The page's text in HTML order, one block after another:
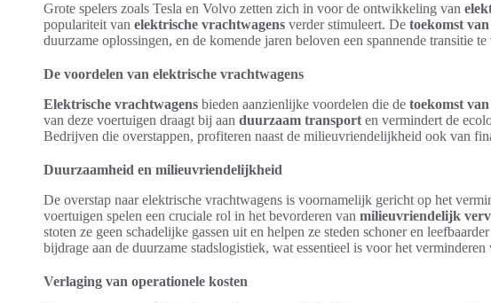
Grote spelers zoals Tesla en Volvo zetten zich in voor de ontwikkeling van
populariteit van elektrische vrachtwagens verder stimuleert. De toekomst
duurzame oplossingen, en de komende jaren beloven een spannende transitie
De voordelen van elektrische vrachtwagens
Elektrische vrachtwagens bieden aanzienlijke voordelen die de toekomst
van deze voertuigen draagt bij aan duurzaam transport en vermindert de
Bedrijven die overstappen, profiteren naast de milieuvriendelijkheid ook van
Duurzaamheid en milieuvriendelijkheid
De overstap naar elektrische vrachtwagens is voornamelijk gericht op het
voertuigen spelen een cruciale rol in het bevorderen van milieuvriendelijk
stoten ze geen schadelijke gassen uit en helpen ze steden schoner en
bijdrage aan de duurzame stadslogistiek, wat essentieel is voor het
Verlaging van operationele kosten